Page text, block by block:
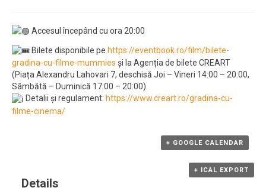
Accesul începând cu ora 20:00
Bilete disponibile pe https://eventbook.ro/film/bilete-
gradina-cu-filme-mummies și la Agenția de bilete CREART
(Piața Alexandru Lahovari 7, deschisă Joi – Vineri 14:00 – 20:00,
Sâmbătă – Duminică 17:00 – 20:00).
Detalii și regulament: https://www.creart.ro/gradina-cu-
filme-cinema/
+ GOOGLE CALENDAR
+ ICAL EXPORT
Details